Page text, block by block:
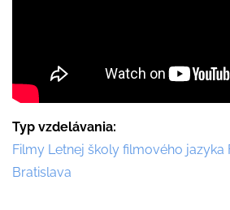
Typ vzdelávania
Filmy Letnej školy filmového jazyka
Bratislava